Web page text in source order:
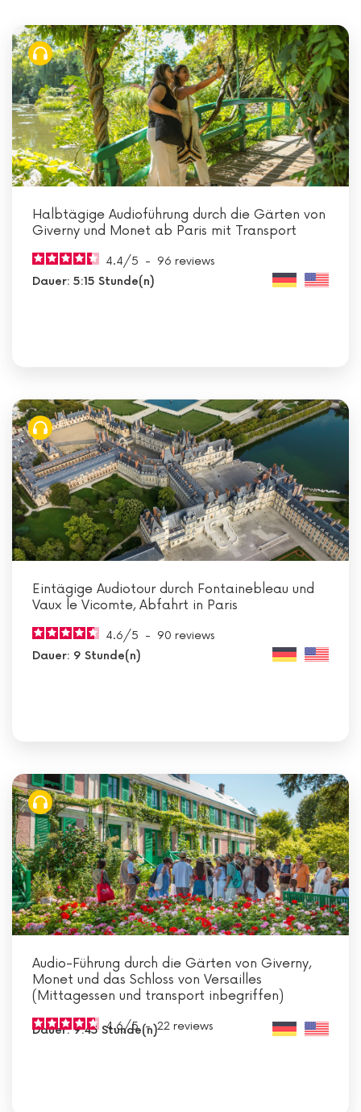
Halbtägige Audioführung durch die Gärten von
Giverny und Monet ab Paris mit Transport
4.4/5 - 96 reviews
Dauer: 5:15 Stunde(n)
Eintägige Audiotour durch Fontainebleau und
Vaux le Vicomte, Abfahrt in Paris
4.6/5 - 90 reviews
Dauer: 9 Stunde(n)
Audio-Führung durch die Gärten von Giverny,
Monet und das Schloss von Versailles
(Mittagessen und transport inbegriffen)
4.6/5- 22 reviews
Dauer: 9:45 Stunde(n)